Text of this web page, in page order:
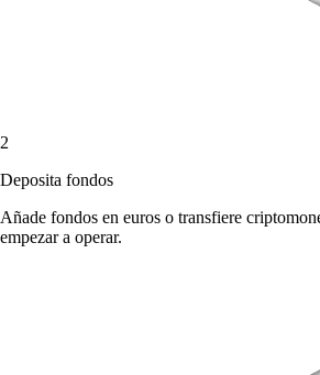
2
Deposita fondos
Añade fondos en euros o transfiere
empezar a operar.